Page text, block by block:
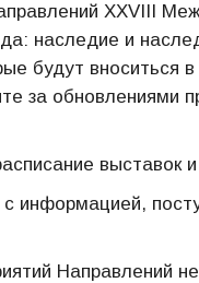
XXVIII
наследие и
будут вноситься
за
выставок
информацией,
Направлений